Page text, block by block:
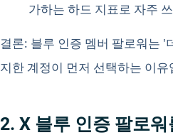
가하는 하드 지표로 자주
결론: 블루 인증 멤버 팔로워는 '
지한 계정이 먼저 선택하는 이유
2. X 블루 인증 팔로